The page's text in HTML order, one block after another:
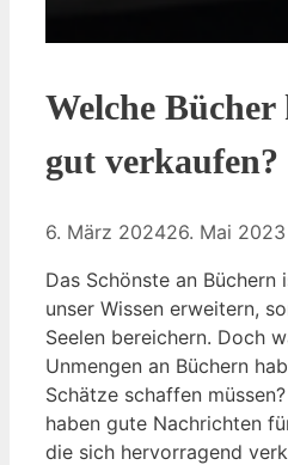
Welche
gut verkaufen?
6. März 202426. Mai 2023
Das Schönste an Büchern
unser Wissen erweitern,
Seelen bereichern. Doch
Unmengen an Büchern
Schätze schaffen
haben gute Nachrichten
die sich hervorragend